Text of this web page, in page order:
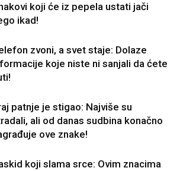
koji će iz pepela ustati jači
ikad!
zvoni, a svet staje: Dolaze
koje niste ni sanjali da ćete
patnje je stigao: Najviše su
ali od danas sudbina konačno
ove znake!
koji slama srce: Ovim znacima